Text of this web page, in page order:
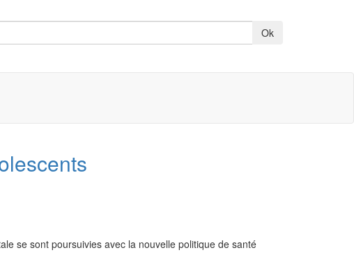
se sont poursuivies avec la nouvelle politique de santé